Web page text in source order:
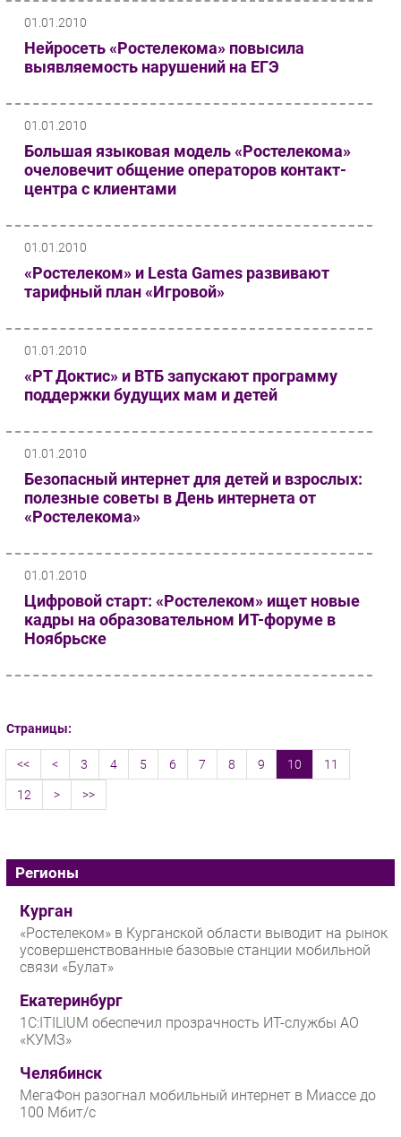
01.01.2010
Нейросеть «Ростелекома» повысила
выявляемость нарушений на ЕГЭ
01.01.2010
Большая языковая модель «Ростелекома»
очеловечит общение операторов контакт-
центра с клиентами
01.01.2010
«Ростелеком» и Lesta Games развивают
тарифный план «Игровой»
01.01.2010
«РТ Доктис» и ВТБ запускают программу
поддержки будущих мам и детей
01.01.2010
Безопасный интернет для детей и взрослых:
полезные советы в День интернета от
«Ростелекома»
01.01.2010
Цифровой старт: «Ростелеком» ищет новые
кадры на образовательном ИТ-форуме в
Ноябрьске
Страницы:
<< < 3 4 5 6 7 8 9 10 11
12 > >>
Регионы
Курган
«Ростелеком» в Курганской области выводит на рынок
усовершенствованные базовые станции мобильной
связи «Булат»
Екатеринбург
1С:ITILIUM обеспечил прозрачность ИТ-службы АО
«КУМЗ»
Челябинск
МегаФон разогнал мобильный интернет в Миассе до
100 Мбит/с